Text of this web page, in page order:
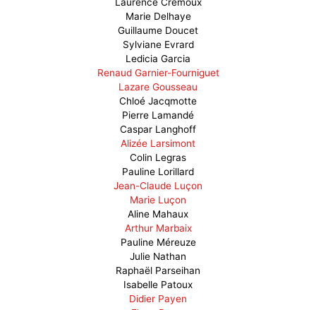
Marie Delhaye
Guillaume Doucet
Sylviane Evrard
Ledicia Garcia
Renaud Garnier-Fourniguet
Lazare Gousseau
Chloé Jacqmotte
Pierre Lamandé
Caspar Langhoff
Alizée Larsimont
Colin Legras
Pauline Lorillard
Jean-Claude Luçon
Marie Luçon
Aline Mahaux
Arthur Marbaix
Pauline Méreuze
Julie Nathan
Raphaël Parseihan
Isabelle Patoux
Didier Payen